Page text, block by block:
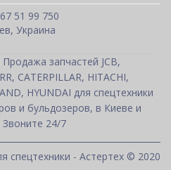
51 99 750
Украина
запчастей JCB,
CATERPILLAR, HITACHI,
HYUNDAI для спецтехники
и бульдозеров, в Киеве и
24/7
спецтехники - Астертех © 2020